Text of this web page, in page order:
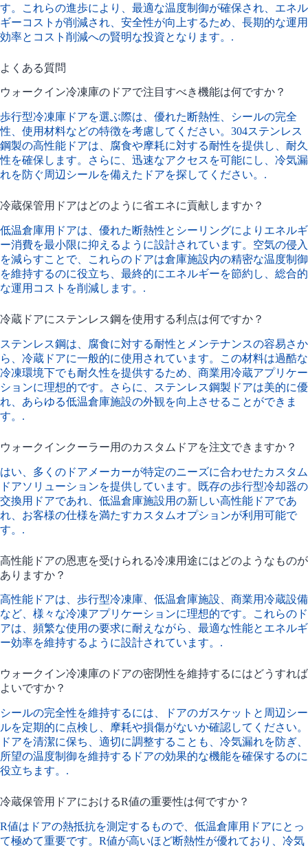
す。これらの進歩により、最適な温度制御が確保され、エネル
ギーコストが削減され、安全性が向上するため、長期的な運用
効率とコスト削減への賢明な投資となります。.
よくある質問
ウォークイン冷凍庫のドアで注目すべき機能は何ですか？
歩行型冷凍庫ドアを選ぶ際は、優れた断熱性、シールの完全
性、使用材料などの特徴を考慮してください。304ステンレス
鋼製の高性能ドアは、腐食や摩耗に対する耐性を提供し、耐久
性を確保します。さらに、迅速なアクセスを可能にし、冷気漏
れを防ぐ周辺シールを備えたドアを探してください。.
冷蔵保管用ドアはどのように省エネに貢献しますか？
低温倉庫用ドアは、優れた断熱性とシーリングによりエネルギ
ー消費を最小限に抑えるように設計されています。空気の侵入
を減らすことで、これらのドアは倉庫施設内の精密な温度制御
を維持するのに役立ち、最終的にエネルギーを節約し、総合的
な運用コストを削減します。.
冷蔵ドアにステンレス鋼を使用する利点は何ですか？
ステンレス鋼は、腐食に対する耐性とメンテナンスの容易さか
ら、冷蔵ドアに一般的に使用されています。この材料は過酷な
冷凍環境下でも耐久性を提供するため、商業用冷蔵アプリケー
ションに理想的です。さらに、ステンレス鋼製ドアは美的に優
れ、あらゆる低温倉庫施設の外観を向上させることができま
す。.
ウォークインクーラー用のカスタムドアを注文できますか？
はい、多くのドアメーカーが特定のニーズに合わせたカスタム
ドアソリューションを提供しています。既存の歩行型冷却器の
交換用ドアであれ、低温倉庫施設用の新しい高性能ドアであ
れ、お客様の仕様を満たすカスタムオプションが利用可能で
す。.
高性能ドアの恩恵を受けられる冷凍用途にはどのようなものが
ありますか？
高性能ドアは、歩行型冷凍庫、低温倉庫施設、商業用冷蔵設備
など、様々な冷凍アプリケーションに理想的です。これらのド
アは、頻繁な使用の要求に耐えながら、最適な性能とエネルギ
ー効率を維持するように設計されています。.
ウォークイン冷凍庫のドアの密閉性を維持するにはどうすれば
よいですか？
シールの完全性を維持するには、ドアのガスケットと周辺シー
ルを定期的に点検し、摩耗や損傷がないか確認してください。
ドアを清潔に保ち、適切に調整することも、冷気漏れを防ぎ、
所望の温度制御を維持するドアの効果的な機能を確保するのに
役立ちます。.
冷蔵保管用ドアにおけるR値の重要性は何ですか？
R値はドアの熱抵抗を測定するもので、低温倉庫用ドアにとっ
て極めて重要です。R値が高いほど断熱性が優れており、冷気